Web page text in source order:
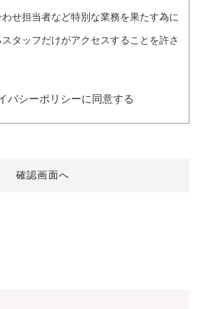
せ担当者など特別な業務を果たす為に
タッフだけがアクセスすることを許さ
バシーポリシーに同意する